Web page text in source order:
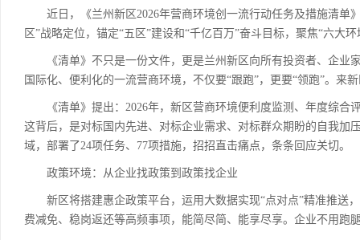
近日，《兰州新区2026年营商环境创一流行动任务及措施清单
区”战略定位，锚定“五区”建设和“千亿百万”奋斗目标，聚焦“六大
《清单》不只是一份文件，更是兰州新区向所有投资者、企业
国际化、便利化的一流营商环境，不仅要“跟跑”，更要“领跑”。来
《清单》提出：2026年，新区营商环境便利度监测、年度综合
这背后，是对标国内先进、对标企业需求、对标群众期盼的自我加
域，部署了24项任务、77项措施，招招直击痛点，条条回应关切。
政策环境：从企业找政策到政策找企业
新区将搭建惠企政策平台，运用大数据实现“点对点”精准推送，
费减免、稳岗返还等高频事项，能简尽简、能享尽享。企业不用跑